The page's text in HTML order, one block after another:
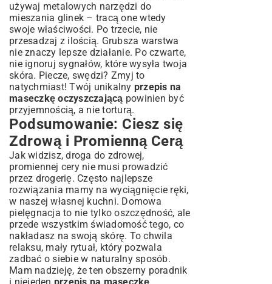
używaj metalowych narzędzi do
mieszania glinek – tracą one wtedy
swoje właściwości. Po trzecie, nie
przesadzaj z ilością. Grubsza warstwa
nie znaczy lepsze działanie. Po czwarte,
nie ignoruj sygnałów, które wysyła twoja
skóra. Piecze, swędzi? Zmyj to
natychmiast! Twój unikalny przepis na
maseczkę oczyszczającą powinien być
przyjemnością, a nie torturą.
Podsumowanie: Ciesz się
Zdrową i Promienną Cerą
Jak widzisz, droga do zdrowej,
promiennej cery nie musi prowadzić
przez drogerię. Często najlepsze
rozwiązania mamy na wyciągnięcie ręki,
w naszej własnej kuchni. Domowa
pielęgnacja to nie tylko oszczędność, ale
przede wszystkim świadomość tego, co
nakładasz na swoją skórę. To chwila
relaksu, mały rytuał, który pozwala
zadbać o siebie w naturalny sposób.
Mam nadzieję, że ten obszerny poradnik